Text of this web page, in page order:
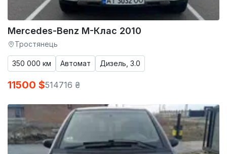
Mercedes-Benz M-Клас 2010
Тростянець
350 000 км Автомат Дизель, 3.0
11500 $514716 ₴